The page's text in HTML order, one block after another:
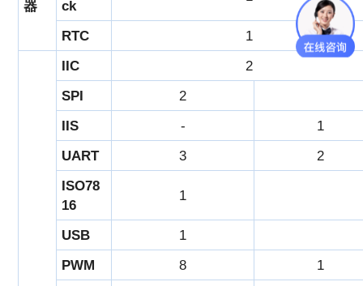
器 ck
RTC 1
IIC 2
SPI 2
IIS - 1
UART 3 2
ISO78
16
1
USB 1
PWM 8 1